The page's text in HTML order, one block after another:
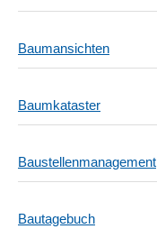
Baumansichten
Baumkataster
Baustellenmanagement
Bautagebuch